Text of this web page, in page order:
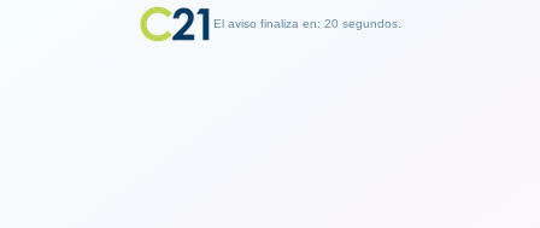
El aviso finaliza en: 19 segundos.